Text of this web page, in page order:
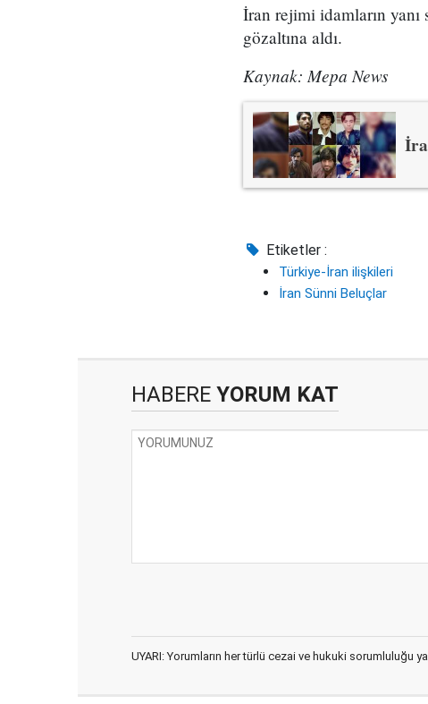
İran rejimi idamların
gözaltına aldı.
Kaynak: Mepa News
Etiketler :
Türkiye-İran ilişkileri
İran Sünni Beluçlar
HABERE YORUM KAT
UYARI: Yorumların her türlü cezai ve hukuki sorumluluğu